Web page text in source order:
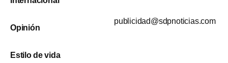
Opinión
Estilo de vida
publicidad@sdpnoticias.com